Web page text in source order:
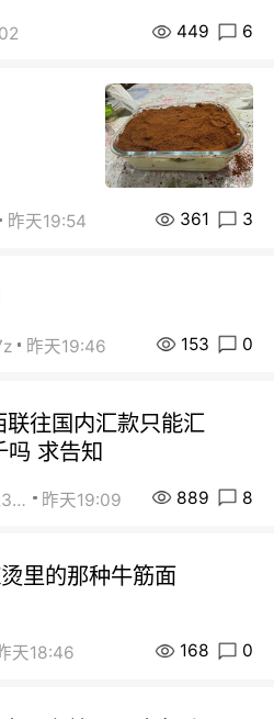
449 6
昨天19:54 361 3
昨天19:46 153 0
往国内汇款只能汇
求告知
街友64823891 昨天19:09 889 8
里的那种牛筋面
天18:46 168 0